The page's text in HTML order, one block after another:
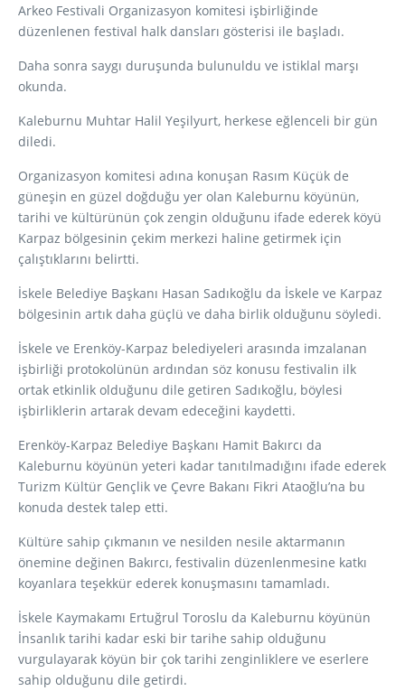
Arkeo Festivali Organizasyon komitesi işbirliğinde
düzenlenen festival halk dansları gösterisi ile başladı.
Daha sonra saygı duruşunda bulunuldu ve istiklal marşı
okunda.
Kaleburnu Muhtar Halil Yeşilyurt, herkese eğlenceli bir gün
diledi.
Organizasyon komitesi adına konuşan Rasım Küçük de
güneşin en güzel doğduğu yer olan Kaleburnu köyünün,
tarihi ve kültürünün çok zengin olduğunu ifade ederek köyü
Karpaz bölgesinin çekim merkezi haline getirmek için
çalıştıklarını belirtti.
İskele Belediye Başkanı Hasan Sadıkoğlu da İskele ve Karpaz
bölgesinin artık daha güçlü ve daha birlik olduğunu söyledi.
İskele ve Erenköy-Karpaz belediyeleri arasında imzalanan
işbirliği protokolünün ardından söz konusu festivalin ilk
ortak etkinlik olduğunu dile getiren Sadıkoğlu, böylesi
işbirliklerin artarak devam edeceğini kaydetti.
Erenköy-Karpaz Belediye Başkanı Hamit Bakırcı da
Kaleburnu köyünün yeteri kadar tanıtılmadığını ifade ederek
Turizm Kültür Gençlik ve Çevre Bakanı Fikri Ataoğlu’na bu
konuda destek talep etti.
Kültüre sahip çıkmanın ve nesilden nesile aktarmanın
önemine değinen Bakırcı, festivalin düzenlenmesine katkı
koyanlara teşekkür ederek konuşmasını tamamladı.
İskele Kaymakamı Ertuğrul Toroslu da Kaleburnu köyünün
İnsanlık tarihi kadar eski bir tarihe sahip olduğunu
vurgulayarak köyün bir çok tarihi zenginliklere ve eserlere
sahip olduğunu dile getirdi.